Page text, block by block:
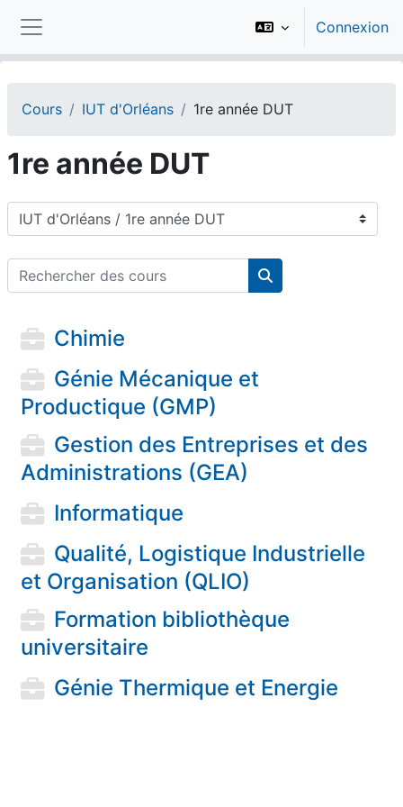
Panneau latéral
Connexion
Cours IUT d'Orléans 1re année DUT
1re année DUT
Catégories de cours
Rechercher des cours
Rechercher des
Chimie
Génie Mécanique et
Productique (GMP)
Gestion des Entreprises et des
Administrations (GEA)
Informatique
Qualité, Logistique Industrielle
et Organisation (QLIO)
Formation bibliothèque
universitaire
Génie Thermique et Energie